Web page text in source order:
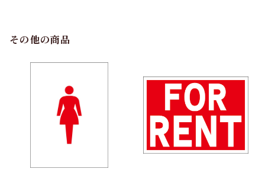
その他の商品